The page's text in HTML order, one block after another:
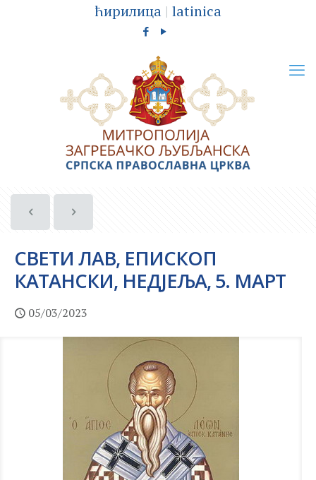
ћирилица | latinica
СВЕТИ ЛАВ, ЕПИСКОП
КАТАНСКИ, НЕДЈЕЉА, 5. МАРТ
05/03/2023